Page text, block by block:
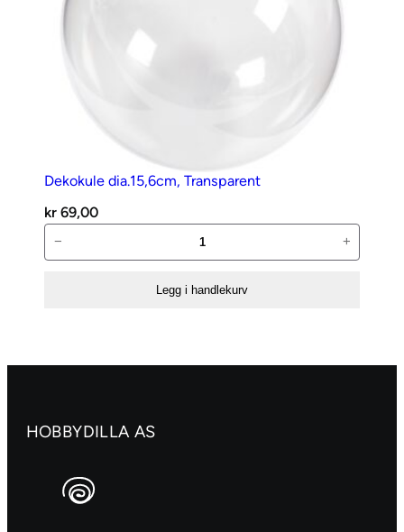
Dekokule dia.15,6cm, Transparent
kr 69,00
dia.15,6cm,
− +
Legg i handlekurv
HOBBYDILLA AS